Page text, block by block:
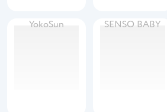
YokoSun SENSO BABY